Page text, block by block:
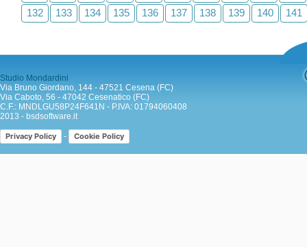
132
133 134 135 136 137 138 139 140 141
Studio Mondardini
Via Bruno Giordano, 144 - 47521 Cesena (FC)
Via Caboto, 56 - 47042 Cesenatico (FC)
C.F.: MNDLGU58P24F641N - P.IVA: 01794060408
2013 - bsdsoftware.it
Privacy Policy - Cookie Policy